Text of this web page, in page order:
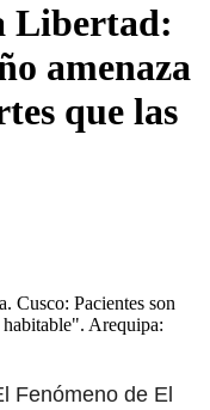
Libertad:
amenaza
que las
Cusco: Pacientes son
Arequipa:
Fenómeno de El